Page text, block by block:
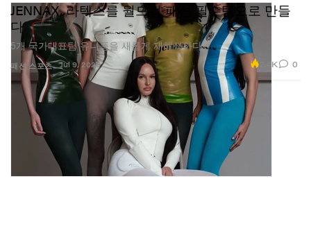
패션 스포츠
JENNAX, 라텍스를 월드컵 패션 필수템으로 만들
다
5개 국가대표팀 유니폼을 새롭게 재해석하다.
Jul 9, 2026 2.4K 0